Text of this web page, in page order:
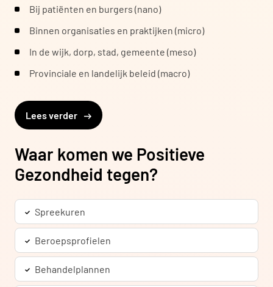
Bij patiënten en burgers (nano)
Binnen organisaties en praktijken (micro)
In de wijk, dorp, stad, gemeente (meso)
Provinciale en landelijk beleid (macro)
Lees verder
Waar komen we Positieve
Gezondheid tegen?
Spreekuren
Beroepsprofielen
Behandelplannen